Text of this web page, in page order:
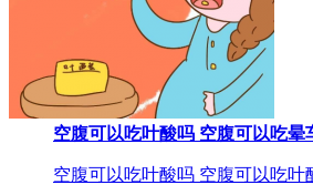
空腹可以吃叶酸吗 空腹可以吃晕
空腹可以吃叶酸吗 空腹可以吃叶